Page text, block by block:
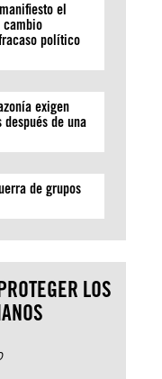
el
político
exigen
de una
de grupos
LOS